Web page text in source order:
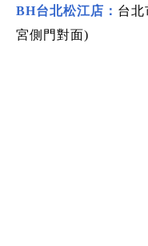
BH台北松江店： 台北
宮側門對面)